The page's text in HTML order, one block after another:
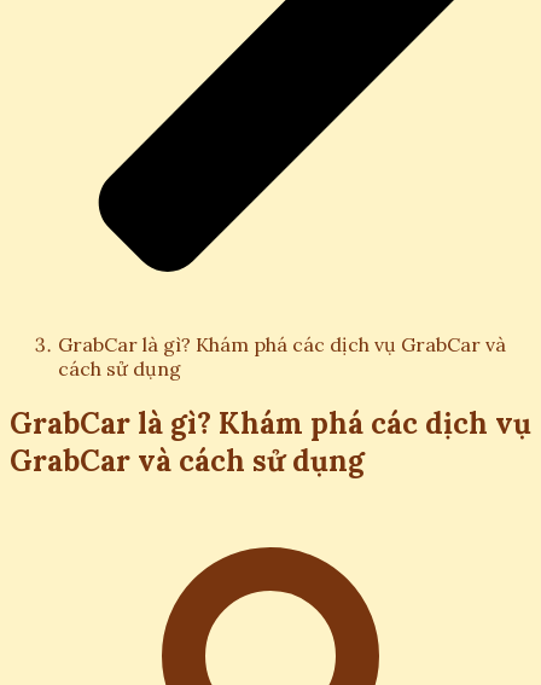
GrabCar là gì? Khám phá các dịch vụ GrabCar và
cách sử dụng
GrabCar là gì? Khám phá các dịch vụ
GrabCar và cách sử dụng